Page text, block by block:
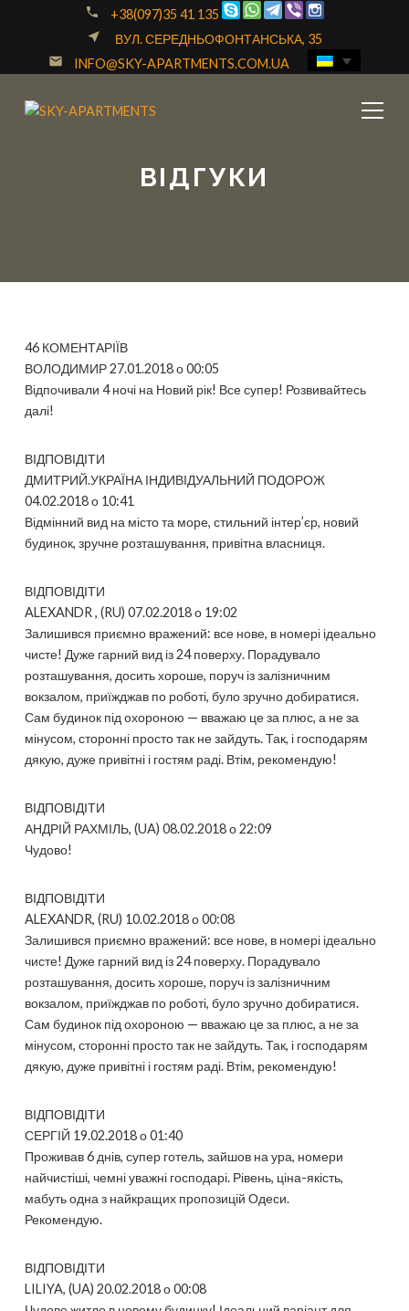
call +38(097)35 41 135
near_me ВУЛ. СЕРЕДНЬОФОНТАНСЬКА, 35
email INFO@SKY-APARTMENTS.COM.UA
ВІДГУКИ
46 КОМЕНТАРІЇВ
ВОЛОДИМИР 27.01.2018 о 00:05
Відпочивали 4 ночі на Новий рік! Все супер! Розвивайтесь
далі!
ВІДПОВІДІТИ
ДМИТРИЙ.УКРАЇНА ІНДИВІДУАЛЬНИЙ ПОДОРОЖ
04.02.2018 о 10:41
Відмінний вид на місто та море, стильний інтер’єр, новий
будинок, зручне розташування, привітна власниця.
ВІДПОВІДІТИ
ALEXANDR , (RU) 07.02.2018 о 19:02
Залишився приємно вражений: все нове, в номері ідеально
чисте! Дуже гарний вид із 24 поверху. Порадувало
розташування, досить хороше, поруч із залізничним
вокзалом, приїжджав по роботі, було зручно добиратися.
Сам будинок під охороною — вважаю це за плюс, а не за
мінусом, сторонні просто так не зайдуть. Так, і господарям
дякую, дуже привітні і гостям раді. Втім, рекомендую!
ВІДПОВІДІТИ
АНДРІЙ РАХМІЛЬ, (UA) 08.02.2018 о 22:09
Чудово!
ВІДПОВІДІТИ
ALEXANDR, (RU) 10.02.2018 о 00:08
Залишився приємно вражений: все нове, в номері ідеально
чисте! Дуже гарний вид із 24 поверху. Порадувало
розташування, досить хороше, поруч із залізничним
вокзалом, приїжджав по роботі, було зручно добиратися.
Сам будинок під охороною — вважаю це за плюс, а не за
мінусом, сторонні просто так не зайдуть. Так, і господарям
дякую, дуже привітні і гостям раді. Втім, рекомендую!
ВІДПОВІДІТИ
СЕРГІЙ 19.02.2018 о 01:40
Проживав 6 днів, супер готель, зайшов на ура, номери
найчистіші, чемні уважні господарі. Рівень, ціна-якість,
мабуть одна з найкращих пропозицій Одеси.
Рекомендую.
ВІДПОВІДІТИ
LILIYA, (UA) 20.02.2018 о 00:08